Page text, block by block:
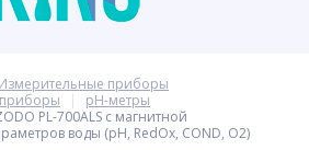
Измерительные приборы
pH-метры
PL-700ALS с магнитной
воды (рН, RedOx, COND, O2)